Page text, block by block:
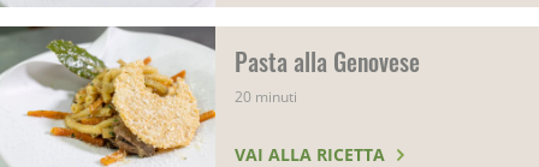
Pasta alla Genovese
20 minuti
VAI ALLA RICETTA